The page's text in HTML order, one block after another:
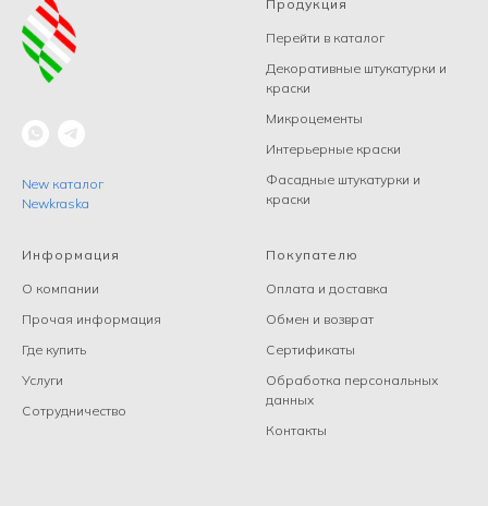
New каталог
Newkraska
Продукция
Перейти в каталог
Декоративные штукатурки и
краски
Микроцементы
Интерьерные краски
Фасадные штукатурки и
краски
Информация
О компании
Прочая информация
Где купить
Услуги
Сотрудничество
Покупателю
Оплата и доставка
Обмен и возврат
Сертификаты
Обработка персональных
данных
Контакты